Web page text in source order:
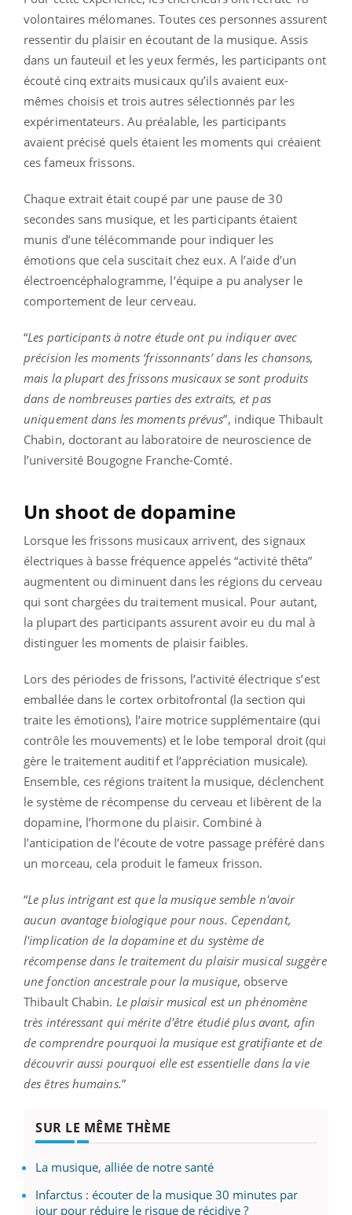
volontaires mélomanes. Toutes ces personnes assurent
ressentir du plaisir en écoutant de la musique. Assis
dans un fauteuil et les yeux fermés, les participants ont
écouté cinq extraits musicaux qu’ils avaient eux-
mêmes choisis et trois autres sélectionnés par les
expérimentateurs. Au préalable, les participants
avaient précisé quels étaient les moments qui créaient
ces fameux frissons.
Chaque extrait était coupé par une pause de 30
secondes sans musique, et les participants étaient
munis d’une télécommande pour indiquer les
émotions que cela suscitait chez eux. A l’aide d’un
électroencéphalogramme, l’équipe a pu analyser le
comportement de leur cerveau.
“Les participants à notre étude ont pu indiquer avec
précision les moments ‘frissonnants’ dans les chansons,
mais la plupart des frissons musicaux se sont produits
dans de nombreuses parties des extraits, et pas
uniquement dans les moments prévus”, indique Thibault
Chabin, doctorant au laboratoire de neuroscience de
l’université Bougogne Franche-Comté.
Un shoot de dopamine
Lorsque les frissons musicaux arrivent, des signaux
électriques à basse fréquence appelés “activité thêta”
augmentent ou diminuent dans les régions du cerveau
qui sont chargées du traitement musical. Pour autant,
la plupart des participants assurent avoir eu du mal à
distinguer les moments de plaisir faibles.
Lors des périodes de frissons, l’activité électrique s’est
emballée dans le cortex orbitofrontal (la section qui
traite les émotions), l’aire motrice supplémentaire (qui
contrôle les mouvements) et le lobe temporal droit (qui
gère le traitement auditif et l’appréciation musicale).
Ensemble, ces régions traitent la musique, déclenchent
le système de récompense du cerveau et libèrent de la
dopamine, l’hormone du plaisir. Combiné à
l’anticipation de l’écoute de votre passage préféré dans
un morceau, cela produit le fameux frisson.
“Le plus intrigant est que la musique semble n'avoir
aucun avantage biologique pour nous. Cependant,
l'implication de la dopamine et du système de
récompense dans le traitement du plaisir musical suggère
une fonction ancestrale pour la musique, observe
Thibault Chabin. Le plaisir musical est un phénomène
très intéressant qui mérite d'être étudié plus avant, afin
de comprendre pourquoi la musique est gratifiante et de
découvrir aussi pourquoi elle est essentielle dans la vie
des êtres humains.”
SUR LE MÊME THÈME
La musique, alliée de notre santé
Infarctus : écouter de la musique 30 minutes par
jour pour réduire le risque de récidive ?